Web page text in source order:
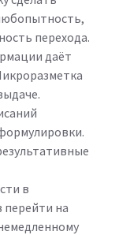
перехода.
даёт
в
перейти на